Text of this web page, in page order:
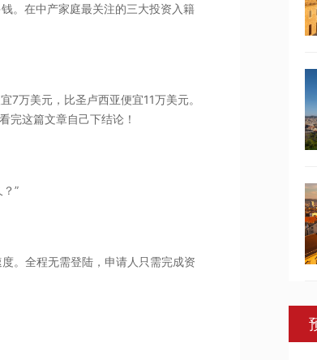
。在中产家庭最关注的三大投资入籍
7万美元，比圣卢西亚便宜11万美元。
完这篇文章自己下结论！
”
。全程无需登陆，申请人只需完成资